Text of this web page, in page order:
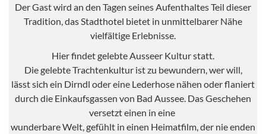
Der Gast wird an den Tagen seines Aufenthaltes Teil dieser
Tradition, das Stadthotel bietet in unmittelbarer Nähe
vielfältige Erlebnisse.
Hier findet gelebte Ausseer Kultur statt.
Die gelebte Trachtenkultur ist zu bewundern, wer will,
lässt sich ein Dirndl oder eine Lederhose nähen oder flaniert
durch die Einkaufsgassen von Bad Aussee. Das Geschehen
versetzt einen in eine
wunderbare Welt, gefühlt in einen Heimatfilm, der nie enden